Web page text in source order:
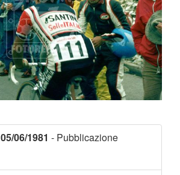
05/06/1981 - Pubblicazione